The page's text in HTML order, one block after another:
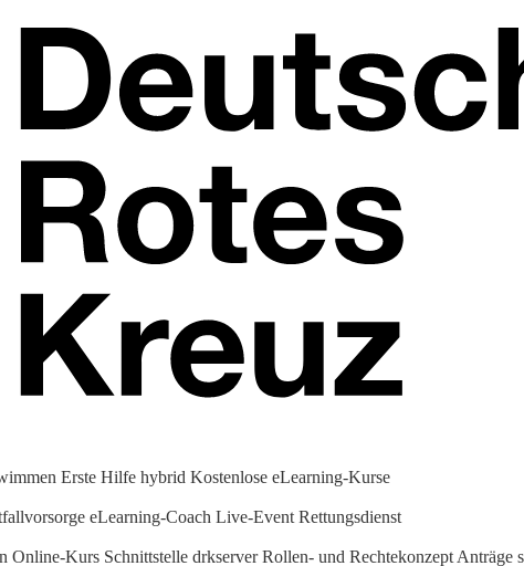
Erste Hilfe hybrid Kostenlose eLearning-Kurse
eLearning-Coach Live-Event Rettungsdienst
Online-Kurs Schnittstelle drkserver Rollen- und Rechtekonzept Anträge